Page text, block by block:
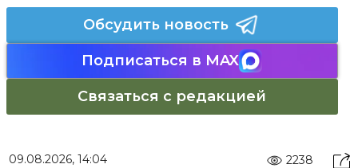
Обсудить новость
Подписаться в MAX
Связаться с редакцией
09.08.2026, 14:04 2238